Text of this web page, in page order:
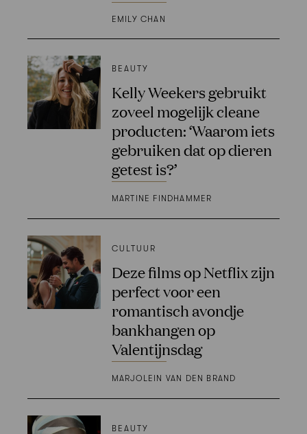
EMILY CHAN
BEAUTY
Kelly Weekers gebruikt
zoveel mogelijk cleane
producten: ‘Waarom iets
gebruiken dat op dieren
getest is?’
MARTINE FINDHAMMER
CULTUUR
Deze films op Netflix zijn
perfect voor een
romantisch avondje
bankhangen op
Valentijnsdag
MARJOLEIN VAN DEN BRAND
BEAUTY